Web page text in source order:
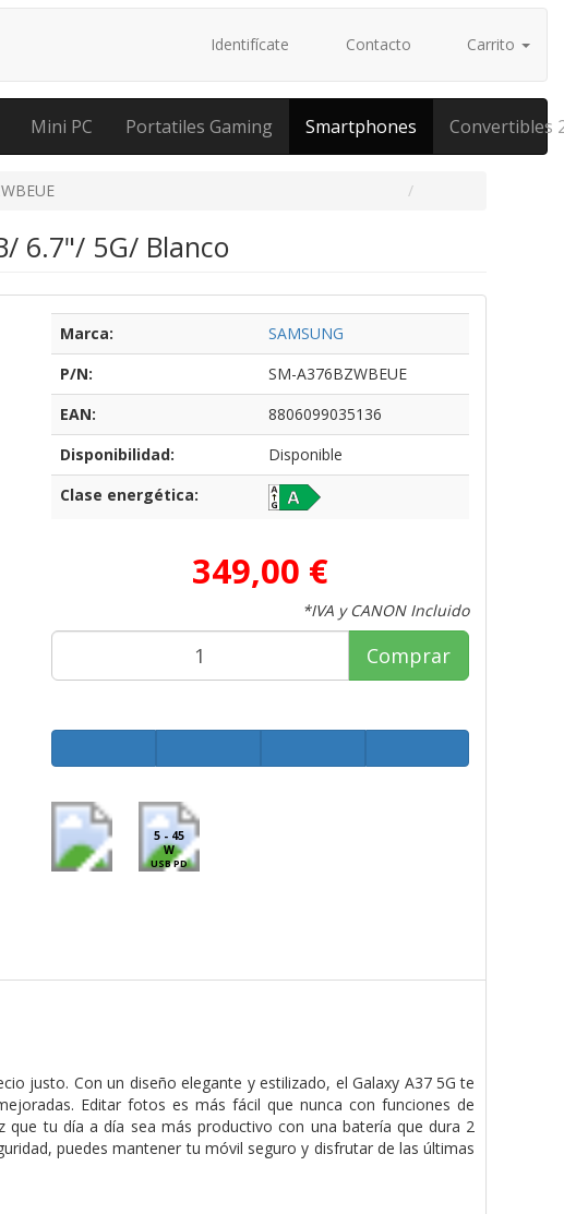
Identifícate Contacto Carrito
Mini PC Portatiles Gaming Smartphones Convertibles
6.7"/ 5G/ Blanco
Marca:
SAMSUNG
P/N:
SM-A376BZWBEUE
EAN:
8806099035136
Disponibilidad:
Disponible
Clase energética:
349,00 €
*IVA y CANON Incluido
Comprar
5 - 45
W
USB PD
justo. Con un diseño elegante y estilizado, el Galaxy A37 5G te
Editar fotos es más fácil que nunca con funciones de
tu día a día sea más productivo con una batería que dura 2
puedes mantener tu móvil seguro y disfrutar de las últimas